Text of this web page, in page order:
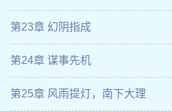
第23章 幻阴指成
第24章 谋事先机
第25章 风雨提灯，南下大理